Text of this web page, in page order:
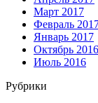
Март 2017
Февраль
Январь 2017
Октябрь 2016
Июль 2016
Рубрики